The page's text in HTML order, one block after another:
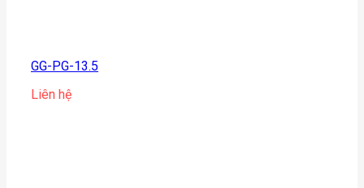
GG-PG-13.5
Liên hệ